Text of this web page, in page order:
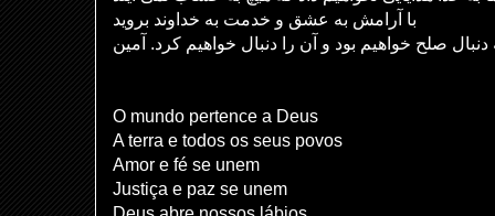
با آرامش به عشق و خدمت به خداوند بروید
دنبال صلح خواهیم بود و آن را دنبال خواهیم کرد. آمین
O mundo pertence a Deus
A terra e todos os seus povos
Amor e fé se unem
Justiça e paz se unem